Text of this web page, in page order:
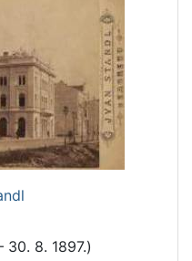
30. 8. 1897.)